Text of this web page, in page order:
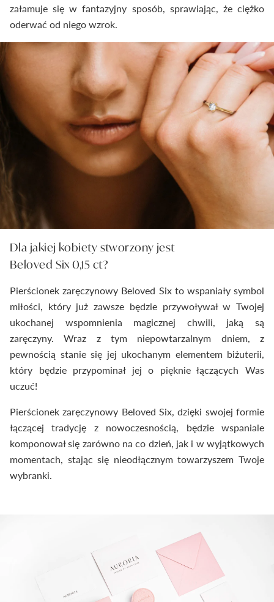
załamuje się w fantazyjny sposób, sprawiając, że ciężko
oderwać od niego wzrok.
Dla jakiej kobiety stworzony jest
Beloved Six 0,15 ct?
Pierścionek zaręczynowy Beloved Six to wspaniały symbol
miłości, który już zawsze będzie przywoływał w Twojej
ukochanej wspomnienia magicznej chwili, jaką są
zaręczyny. Wraz z tym niepowtarzalnym dniem, z
pewnością stanie się jej ukochanym elementem biżuterii,
który będzie przypominał jej o pięknie łączących Was
uczuć!
Pierścionek zaręczynowy Beloved Six, dzięki swojej formie
łączącej tradycję z nowoczesnością, będzie wspaniale
komponował się zarówno na co dzień, jak i w wyjątkowych
momentach, stając się nieodłącznym towarzyszem Twoje
wybranki.